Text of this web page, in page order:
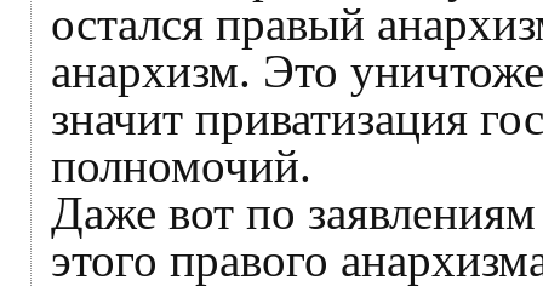
остался правый
анархизм. Это
значит приватизация
полномочий.
Даже вот по
этого правого